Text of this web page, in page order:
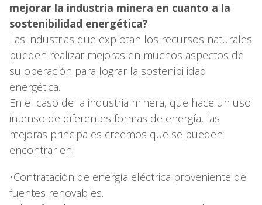
mejorar la industria minera en cuanto a la
sostenibilidad energética?
Las industrias que explotan los recursos naturales
pueden realizar mejoras en muchos aspectos de
su operación para lograr la sostenibilidad
energética.
En el caso de la industria minera, que hace un uso
intenso de diferentes formas de energía, las
mejoras principales creemos que se pueden
encontrar en:
•Contratación de energía eléctrica proveniente de
fuentes renovables.